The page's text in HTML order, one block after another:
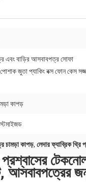
এবং বাড়ির আসবাবপত্র সোফা
পোশাক জুতা প্যাকিং বক্স ফোন কেস
কাপড়
চামড়া কাপড়, লেদার ফ্যাব্রিক থ্রি
আসবাবপত্রের